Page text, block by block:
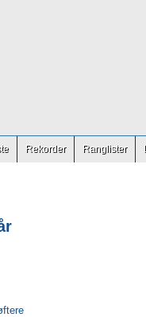
Rekorder Ranglister